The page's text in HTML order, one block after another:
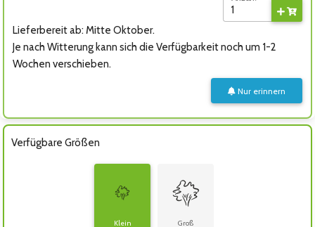
Lieferbereit ab: Mitte Oktober.
Je nach Witterung kann sich die Verfügbarkeit noch um 1-2
Wochen verschieben.
Nur erinnern
Verfügbare Größen
Klein Groß